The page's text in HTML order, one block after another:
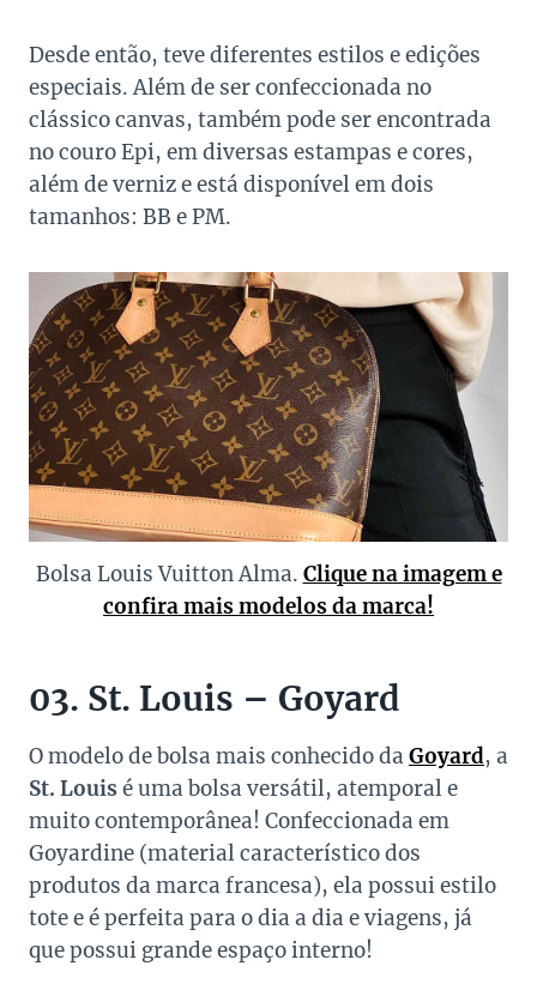
Desde então, teve diferentes estilos e edições
especiais. Além de ser confeccionada no
clássico canvas, também pode ser encontrada
no couro Epi, em diversas estampas e cores,
além de verniz e está disponível em dois
tamanhos: BB e PM.
Bolsa Louis Vuitton Alma. Clique na imagem e
confira mais modelos da marca!
03. St. Louis – Goyard
O modelo de bolsa mais conhecido da Goyard, a
St. Louis é uma bolsa versátil, atemporal e
muito contemporânea! Confeccionada em
Goyardine (material característico dos
produtos da marca francesa), ela possui estilo
tote e é perfeita para o dia a dia e viagens, já
que possui grande espaço interno!